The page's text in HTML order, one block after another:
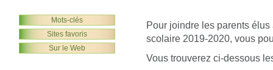
Pour joindre les parents élus
scolaire 2019-2020, vous
Vous trouverez ci-dessous
Mots-clés
Sites favoris
Sur le Web